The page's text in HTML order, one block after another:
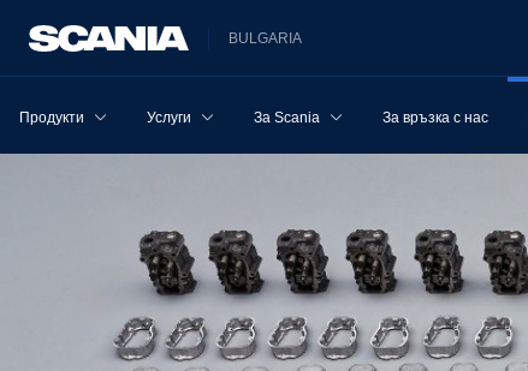
BULGARIA
Продукти Услуги За Scania За връзка с нас